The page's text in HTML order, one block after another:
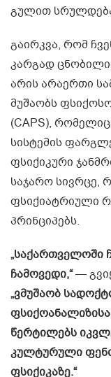
გულით
გაირკვა, რომ
კარგად
არის არაერთი
მუშაობს
(CAPS),
სისტემის
ფსიქიკური
საჯარო სივრცე,
ფსიქიატრიული
პრინციპებს.
„საქართველოში
ჩამოვედი,“—
„ვმუშაობ
წერტილებს
კულტურული
ფსიქიკაზე.“